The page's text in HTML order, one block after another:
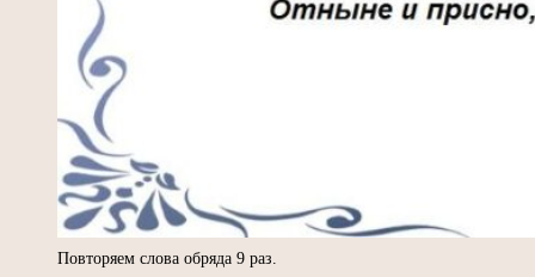
Повторяем слова обряда 9 раз.